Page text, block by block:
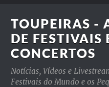
TOUPEIRAS -
DE FESTIVAIS
CONCERTOS
Notícias, Vídeos e
Festivais do Mundo e os